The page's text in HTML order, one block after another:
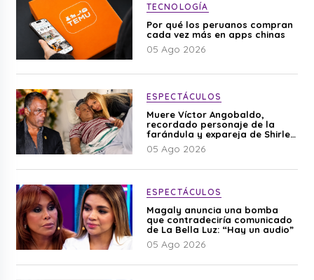
TECNOLOGÍA
Por qué los peruanos compran
cada vez más en apps chinas
05 Ago 2026
ESPECTÁCULOS
Muere Víctor Angobaldo,
recordado personaje de la
farándula y expareja de Shirley
Cherres
05 Ago 2026
ESPECTÁCULOS
Magaly anuncia una bomba
que contradeciría comunicado
de La Bella Luz: “Hay un audio”
05 Ago 2026